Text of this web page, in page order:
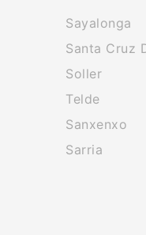
Sayalonga
Santa Cruz
Soller
Telde
Sanxenxo
Sarria